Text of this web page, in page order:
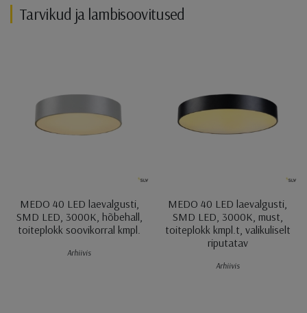
Tarvikud ja lambisoovitused
MEDO 40 LED laevalgusti,
SMD LED, 3000K, hõbehall,
toiteplokk soovikorral kmpl.
Arhiivis
MEDO 40 LED laevalgusti,
SMD LED, 3000K, must,
toiteplokk kmpl.t, valikuliselt
riputatav
Arhiivis